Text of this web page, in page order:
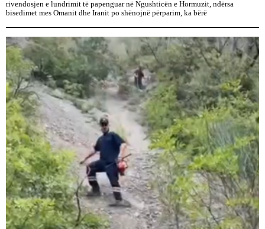
rivendosjen e lundrimit të papenguar në Ngushticën e Hormuzit, ndërsa
bisedimet mes Omanit dhe Iranit po shënojnë përparim, ka bërë